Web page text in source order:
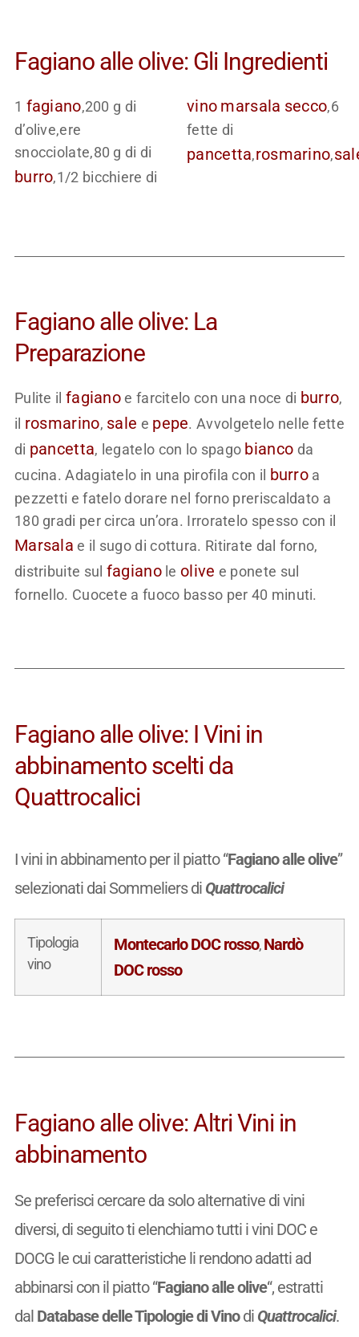
Fagiano alle olive: Gli Ingredienti
1 fagiano,200 g di
d’olive,ere
snocciolate,80 g di di
burro,1/2 bicchiere di
vino marsala secco,6
fette di
pancetta,rosmarino,
Fagiano alle olive: La
Preparazione
Pulite il fagianoe farcitelo con una noce di burro,
il rosmarino, sale e pepe. Avvolgetelo nelle fette
di pancetta, legatelo con lo spago bianco da
cucina. Adagiatelo in una pirofila con il
burro a
pezzetti e fatelo dorare nel forno preriscaldato a
180 gradi per circa un’ora. Irroratelo spesso con il
Marsala e il sugo di cottura. Ritirate dal forno,
distribuite sul fagianole olive e ponete sul
fornello. Cuocete a fuoco basso per 40 minuti.
Fagiano alle olive: I Vini in
abbinamento scelti da
Quattrocalici
I vini in abbinamento per il piatto “Fagiano alle olive”
selezionati dai Sommeliers di Quattrocalici
Tipologia
vino
Montecarlo DOC rosso,Nardò
DOC rosso
Fagiano alle olive: Altri Vini in
abbinamento
Se preferisci cercare da solo alternative di vini
diversi, di seguito ti elenchiamo tutti i vini DOC e
DOCG le cui caratteristiche li rendono adatti ad
abbinarsi con il piatto “Fagiano alle olive“, estratti
dal Database delle Tipologie di Vinodi Quattrocalici.